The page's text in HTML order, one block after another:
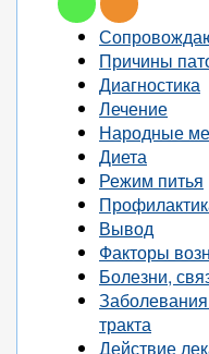
Причины
Диагностика
Лечение
Народные
Диета
Режим питья
Вывод
Факторы
Болезни,
тракта
Действие